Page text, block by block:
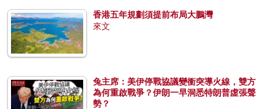
香港五年規劃須提前布局大鵬灣
來文
兔主席：美伊停戰協議變衝突導火線，雙方
為何重啟戰爭？伊朗一早洞悉特朗普虛張聲
勢？